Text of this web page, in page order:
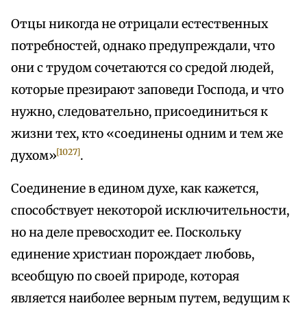
Отцы никогда не отрицали естественных
потребностей, однако предупреждали, что
они с трудом сочетаются со средой людей,
которые презирают заповеди Господа, и что
нужно, следовательно, присоединиться к
жизни тех, кто «соединены одним и тем же
духом»[1027].
Соединение в едином духе, как кажется,
способствует некоторой исключительности,
но на деле превосходит ее. Поскольку
единение христиан порождает любовь,
всеобщую по своей природе, которая
является наиболее верным путем, ведущим к